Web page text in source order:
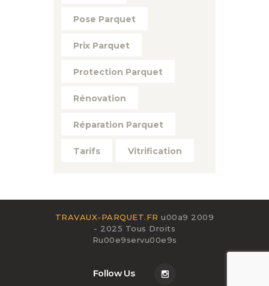
Pose Parquet
Prix Parquet
Protection Parquet
Rénovation
Réparation Parquet
Tarifs Vitrification
TRAVAUX-PARQUET.FR u00a9 2009
- 2025 Tous Droits
Ru00e9servu00e9s
Follow Us